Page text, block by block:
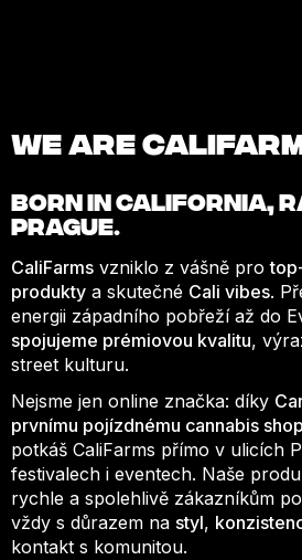
We are
BORN INCALIFORNIA,
PRAGUE.
CaliFarms vzniklo z vášně pro
produkty a skutečné Cali vibes.
energii západního pobřeží až do
spojujeme prémiovou kvalitu,
street kulturu.
Nejsme jen online značka: díky
prvnímu pojízdnému cannabis
potkáš CaliFarms přímo v ulicích
festivalech i eventech. Naše
rychle a spolehlivě zákazníkům
vždy s důrazem na styl,
kontakt s komunitou.